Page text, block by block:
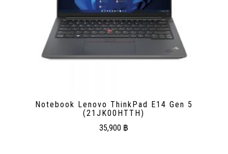
Notebook Lenovo ThinkPad E14 Gen 5
(21JK00HTTH)
35,900 ฿